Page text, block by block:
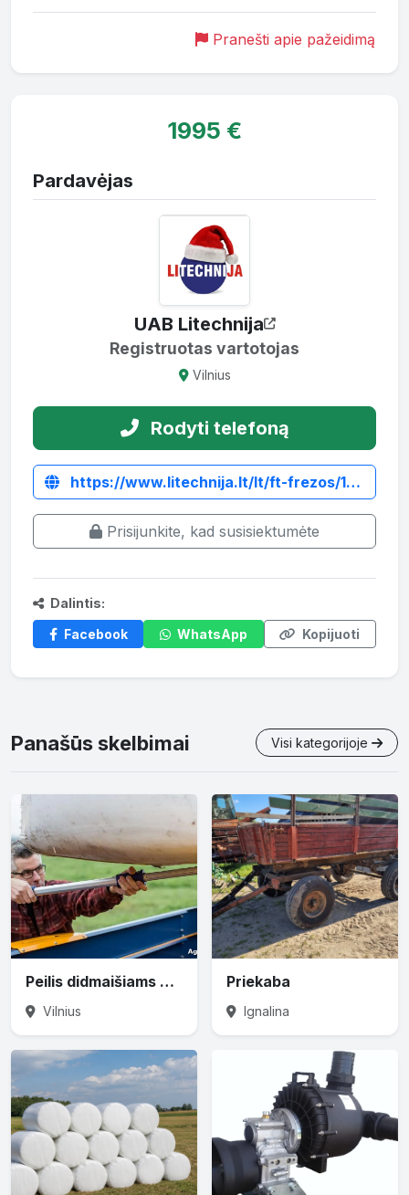
Pranešti apie pažeidimą
1995 €
Pardavėjas
UAB Litechnija
Registruotas vartotojas
Vilnius
Rodyti telefoną
https://www.litechnija.lt/lt/ft-frezos/1103-zemes-dirbimo-freza-mateng-ftj185.html
Prisijunkite, kad susisiektumėte
Dalintis:
Facebook
WhatsApp Kopijuoti
Panašūs skelbimai Visi kategorijoje
Peilis didmaišiams prapjauti
Vilnius
Priekaba
Ignalina